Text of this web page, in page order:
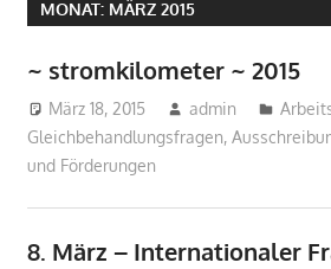
MONAT: MÄRZ 2015
~ stromkilometer ~ 2015
März 18, 2015 admin
Gleichbehandlungsfragen,
und Förderungen
8. März – Internationaler